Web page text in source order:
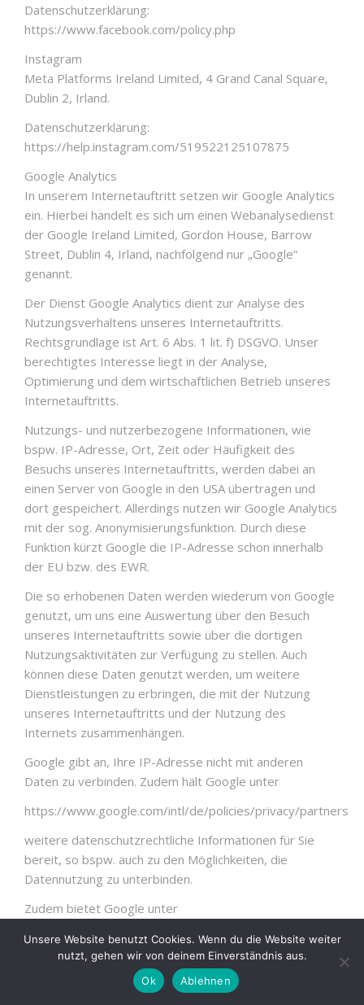
Datenschutzerklärung:
https://www.facebook.com/policy.php
Instagram
Meta Platforms Ireland Limited, 4 Grand Canal Square,
Dublin 2, Irland.
Datenschutzerklärung:
https://help.instagram.com/519522125107875
Google Analytics
In unserem Internetauftritt setzen wir Google Analytics
ein. Hierbei handelt es sich um einen Webanalysedienst
der Google Ireland Limited, Gordon House, Barrow
Street, Dublin 4, Irland, nachfolgend nur „Google“
genannt.
Der Dienst Google Analytics dient zur Analyse des
Nutzungsverhaltens unseres Internetauftritts.
Rechtsgrundlage ist Art. 6 Abs. 1 lit. f) DSGVO. Unser
berechtigtes Interesse liegt in der Analyse,
Optimierung und dem wirtschaftlichen Betrieb unseres
Internetauftritts.
Nutzungs- und nutzerbezogene Informationen, wie
bspw. IP-Adresse, Ort, Zeit oder Häufigkeit des
Besuchs unseres Internetauftritts, werden dabei an
einen Server von Google in den USA übertragen und
dort gespeichert. Allerdings nutzen wir Google Analytics
mit der sog. Anonymisierungsfunktion. Durch diese
Funktion kürzt Google die IP-Adresse schon innerhalb
der EU bzw. des EWR.
Die so erhobenen Daten werden wiederum von Google
genutzt, um uns eine Auswertung über den Besuch
unseres Internetauftritts sowie über die dortigen
Nutzungsaktivitäten zur Verfügung zu stellen. Auch
können diese Daten genutzt werden, um weitere
Dienstleistungen zu erbringen, die mit der Nutzung
unseres Internetauftritts und der Nutzung des
Internets zusammenhängen.
Google gibt an, Ihre IP-Adresse nicht mit anderen
Daten zu verbinden. Zudem hält Google unter
https://www.google.com/intl/de/policies/privacy/partners
weitere datenschutzrechtliche Informationen für Sie
bereit, so bspw. auch zu den Möglichkeiten, die
Datennutzung zu unterbinden.
Zudem bietet Google unter
https://tools.google.com/dlpage/gaoptout?hl=de
ein sog. Deaktivierungs-Add-on nebst weiteren
Informationen hierzu an. Dieses Add-on lässt sich mit
Unsere Website benutzt Cookies. Wenn du die Website weiter
nutzt, gehen wir von deinem Einverständnis aus.
Ok
Ablehnen